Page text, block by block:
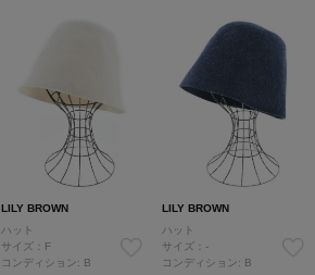
LILY BROWN
ハット
サイズ：F
コンディション: B
LILY BROWN
ハット
サイズ：-
コンディション: B